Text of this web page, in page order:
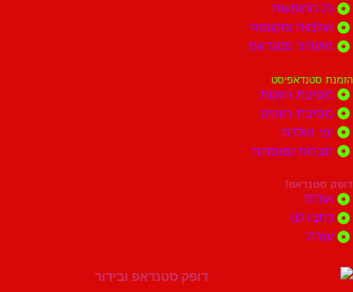
ומקומות
סטנדאפ
רווקות
רווקים
ומוסדות
לנו